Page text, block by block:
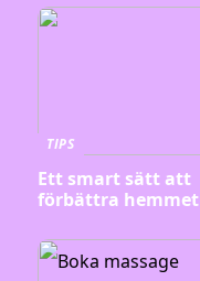
TIPS
Ett smart sätt att
förbättra hemmet